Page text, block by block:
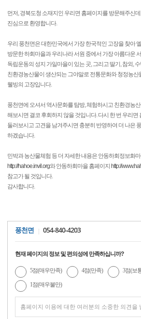
먼저, 경북도청 소재지인 우리면 홈페이지를 방문해주신
진심으로 환영합니다.
우리 풍천면은 대한민국에서 가장 한국적인 고장을 찾아
방문한 하회마을과 우리나라 서원 중에서 가장 아름다운
독립운동의 성지 가일마을이 있는 곳, 그리고 딸기, 참외, 수
친환경농산물이 생산되는 그야말로 전통문화와 청정농산
웰빙의 고장입니다.
풍천면에 오셔서 역사문화를 탐방, 체험하시고 친환경농
해보시면 결코 후회하지 않을 것입니다. 다시 한 번 우리면
둘러보시고 고견을 남겨주시면 충분히 반영하여 더 나은
하겠습니다.
민박과 농산물체험 등 더 자세한 내용은 안동하회정보화
http://hahoe.invil.org와 안동하회마을 홈페이지 http://
참고가 될 것입니다.
감사합니다.
풍천면 054-840-4203
현재 페이지의 정보 및 편의성에 만족하십니까?
5점(매우만족) 4점(만족) 3점(보
1점(매우불만)